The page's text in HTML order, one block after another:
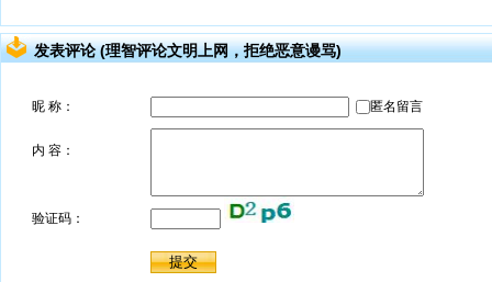
发表评论 (理智评论文明上网，拒绝恶意谩骂)